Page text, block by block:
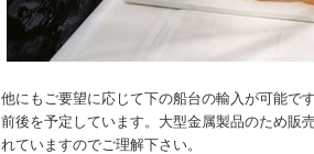
他にもご要望に応じて下の船台の輸入が可能で
前後を予定しています。大型金属製品のため販
れていますのでご理解下さい。